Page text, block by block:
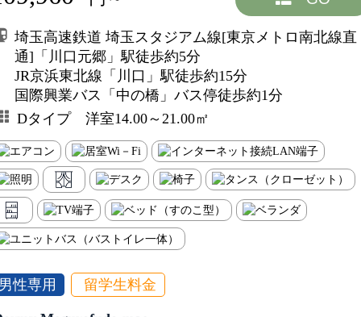
埼玉高速鉄道 埼玉スタジアム線[東京メトロ南北線直
通]「川口元郷」駅徒歩約5分
JR京浜東北線「川口」駅徒歩約15分
国際興業バス「中の橋」バス停徒歩約1分
Dタイプ 洋室14.00～21.00㎡
性専用 留学生料金